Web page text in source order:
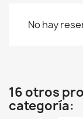
No hay
16 otros
categoría: